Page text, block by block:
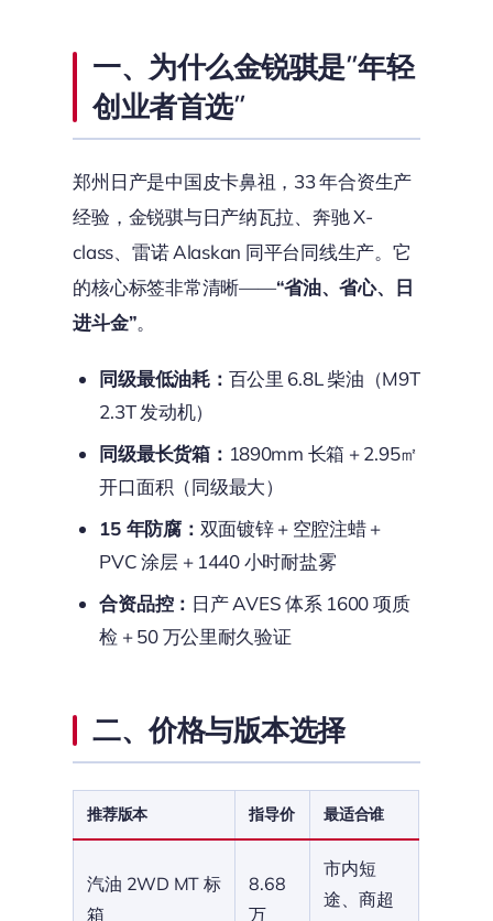
一、为什么金锐骐是”年轻
创业者首选”
郑州日产是中国皮卡鼻祖，33 年合资生产
经验，金锐骐与日产纳瓦拉、奔驰 X-
class、雷诺 Alaskan 同平台同线生产。它
的核心标签非常清晰——“省油、省心、日
进斗金”。
同级最低油耗： 百公里 6.8L 柴油（M9T
2.3T 发动机）
同级最长货箱： 1890mm 长箱 + 2.95㎡
开口面积（同级最大）
15 年防腐： 双面镀锌 + 空腔注蜡 +
PVC 涂层 + 1440 小时耐盐雾
合资品控： 日产 AVES 体系 1600 项质
检 + 50 万公里耐久验证
二、价格与版本选择
推荐版本 指导价 最适合谁
汽油 2WD MT 标
箱
8.68
万
市内短
途、商超